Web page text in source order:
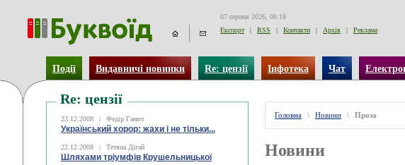
07 серпня 2026, 06:18
Експорт
| RSS | Контакти | Архів | Реклама
Події Видавничі новинки Re: цензії Інфотека Чат
Re: цензії
23.12.2008 | Федір Ганич
Український хорор: жахи і не тільки...
22.12.2008 | Тетяна Дігай
Шляхами тріумфів Крушельницької
Головна \ Новини \ Проза
Новини